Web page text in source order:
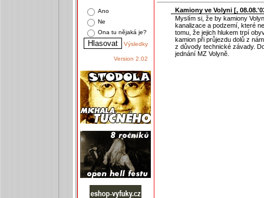
Ano
Ne
Ona tu nějaká je?
Výsledky
Version 2.02
Kamiony ve Volyni [,
Myslím si, že by kamiony
kanalizace a podzemí, které
tomu, že jejich hlukem trpí
kamion při průjezdu dolů z
z důvody technické závady.
jednání MZ Volyně.